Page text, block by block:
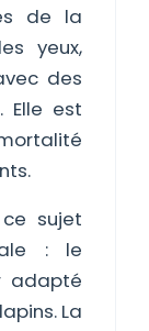
de la
yeux,
des
Elle est
sujet
: le
adapté
La